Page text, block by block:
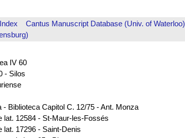
Cantus Manuscript Database (Univ. of Waterloo)
IV 60
- Silos
Biblioteca Capitol C. 12/75 - Ant. Monza
lat. 12584 - St-Maur-les-Fossés
lat. 17296 - Saint-Denis